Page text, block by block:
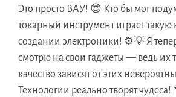
Это просто ВАУ! 😍 Кто бы мог
токарный инструмент играет
создании электроники! ⚙️💡 Я
смотрю на свои гаджеты — ведь их
качество зависят от этих
Технологии реально творят чудеса!